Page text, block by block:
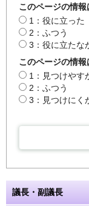
このページの情
1：役に立った
2：ふつう
3：役に立たな
このページの情
1：見つけやす
2：ふつう
3：見つけにく
議長・副議長